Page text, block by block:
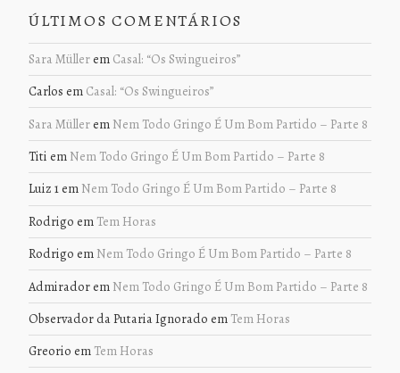
ÚLTIMOS COMENTÁRIOS
Sara Müllerem Casal: “Os Swingueiros”
Carlos em Casal: “Os Swingueiros”
Sara Müllerem Nem Todo Gringo É Um Bom Partido – Parte 8
Titi em Nem Todo Gringo É Um Bom Partido – Parte 8
Luiz 1em Nem Todo Gringo É Um Bom Partido – Parte 8
Rodrigo em Tem Horas
Rodrigo em Nem Todo Gringo É Um Bom Partido – Parte 8
Admiradorem Nem Todo Gringo É Um Bom Partido – Parte 8
Observador da Putaria Ignorado em Tem Horas
Greorio em Tem Horas